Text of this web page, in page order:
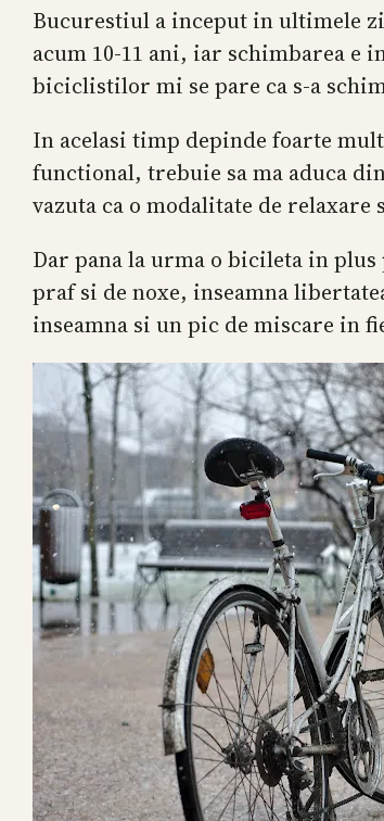
Bucurestiul a inceput in ultimele
acum 10-11 ani, iar schimbarea
biciclistilor mi se pare ca s-a
In acelasi timp depinde foarte
functional, trebuie sa ma aduca
vazuta ca o modalitate de
Dar pana la urma o bicileta in
praf si de noxe, inseamna
inseamna si un pic de miscare in